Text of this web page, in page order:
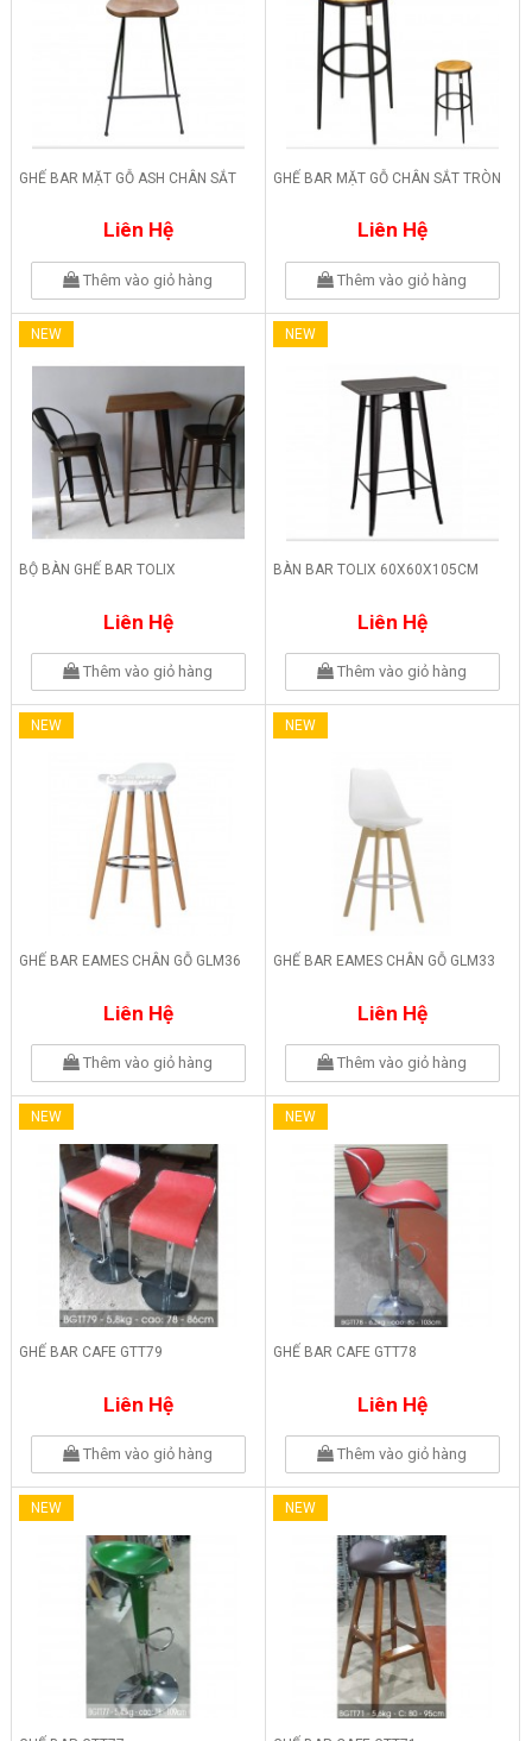
GHẾ BAR MẶT GỖ ASH CHÂN SẮT
Liên Hệ
Thêm vào giỏ hàng
GHẾ BAR MẶT GỖ CHÂN SẮT TRÒN
Liên Hệ
Thêm vào giỏ hàng
NEW
BỘ BÀN GHẾ BAR TOLIX
Liên Hệ
Thêm vào giỏ hàng
NEW
BÀN BAR TOLIX 60X60X105CM
Liên Hệ
Thêm vào giỏ hàng
NEW
GHẾ BAR EAMES CHÂN GỖ GLM36
Liên Hệ
Thêm vào giỏ hàng
NEW
GHẾ BAR EAMES CHÂN GỖ GLM33
Liên Hệ
Thêm vào giỏ hàng
NEW
GHẾ BAR CAFE GTT79
Liên Hệ
Thêm vào giỏ hàng
NEW
GHẾ BAR CAFE GTT78
Liên Hệ
Thêm vào giỏ hàng
NEW NEW